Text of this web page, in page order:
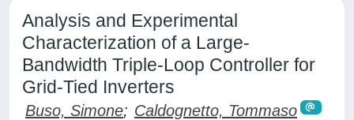
Analysis and Experimental
Characterization of a Large-
Bandwidth Triple-Loop Controller for
Grid-Tied Inverters
Buso, Simone; Caldognetto, Tommaso